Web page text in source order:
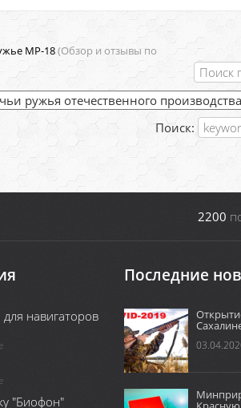
МР-18(Обзор и отзывы по
Поиск:
2200
навигаторов
"Биофон"
Последние